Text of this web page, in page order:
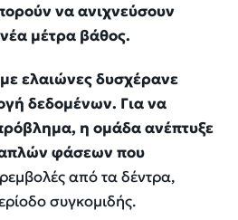
να ανιχνεύσουν
μέτρα βάθος.
ελαιώνες δυσχέρανε
δεδομένων. Για να
η ομάδα ανέπτυξε
φάσεων που
από τα δέντρα,
συγκομιδής.